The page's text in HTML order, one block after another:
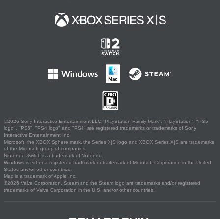
©2026 Sony Interactive Entertainment LLC."PlayStation Family Mark", "PlayStation", "PS5
logo", "PS5", "PS4 logo" and "PS4" are registered trademarks or trademarks of Sony
Interactive Entertainment Inc.
Microsoft, the XBOX Sphere mark, the Series X|S logo and XBOX Series X|S are trademarks
of the Microsoft group of companies.
Nintendo Switch is a trademark of Nintendo.
Windows is either a registered trademark or trademark of Microsoft Corporation in the United
States and/or other countries.
Mac is a trademark of Apple Inc.
©2026 Valve Corporation. Steam and the Steam logo are trademarks and/or registered
trademarks of Valve Corporation in the U.S. and/or other countries.